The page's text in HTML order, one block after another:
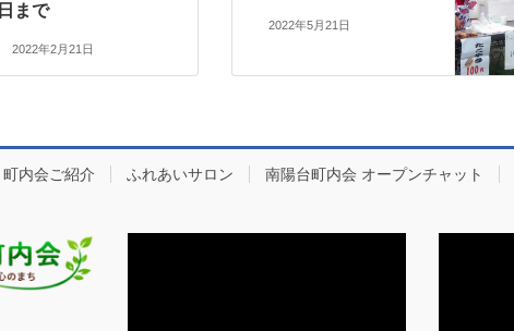
日まで
2022年2月21日
2022年5月21日
町内会ご紹介 ふれあいサロン 南陽台町内会 オープンチャット